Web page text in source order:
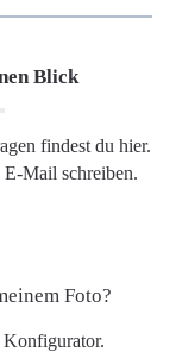
Blick
findest du hier.
E-Mail schreiben.
Foto?
Konfigurator.